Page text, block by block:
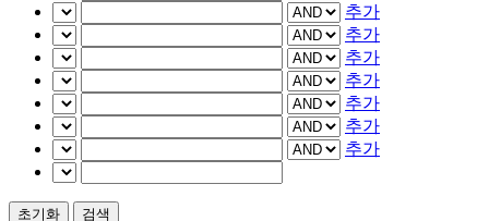
추가
추가
추가
추가
추가
추가
추가